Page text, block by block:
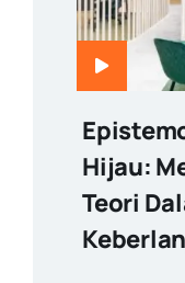
Hijau:
Teori